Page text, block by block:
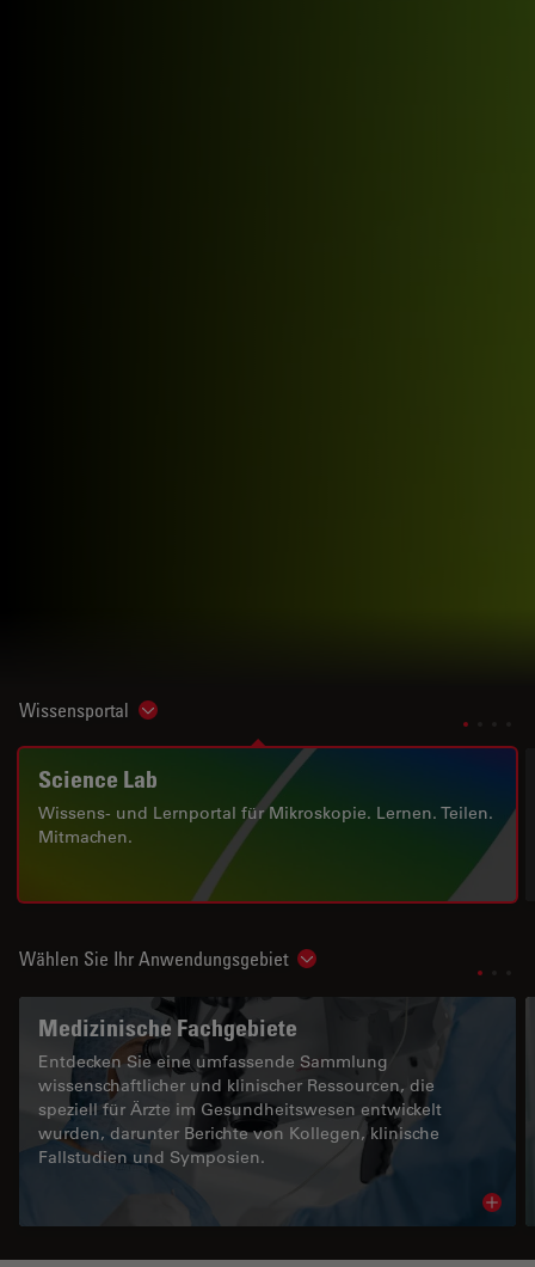
Wissensportal Show subnavigation
Science Lab
Wissens- und Lernportal für Mikroskopie. Lernen. Teilen.
Mitmachen.
Wählen Sie Ihr Anwendungsgebiet Show subnavigation
Medizinische Fachgebiete
Entdecken Sie eine umfassende Sammlung
wissenschaftlicher und klinischer Ressourcen, die
speziell für Ärzte im Gesundheitswesen entwickelt
wurden, darunter Berichte von Kollegen, klinische
Fallstudien und Symposien.